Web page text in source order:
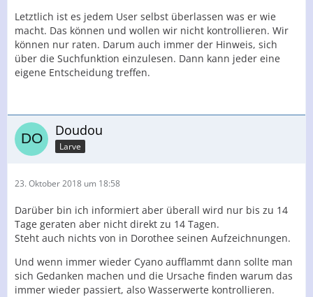
Letztlich ist es jedem User selbst überlassen was er wie
macht. Das können und wollen wir nicht kontrollieren. Wir
können nur raten. Darum auch immer der Hinweis, sich
über die Suchfunktion einzulesen. Dann kann jeder eine
eigene Entscheidung treffen.
Doudou
Larve
23. Oktober 2018 um 18:58
Darüber bin ich informiert aber überall wird nur bis zu 14
Tage geraten aber nicht direkt zu 14 Tagen.
Steht auch nichts von in Dorothee seinen Aufzeichnungen.
Und wenn immer wieder Cyano aufflammt dann sollte man
sich Gedanken machen und die Ursache finden warum das
immer wieder passiert, also Wasserwerte kontrollieren.